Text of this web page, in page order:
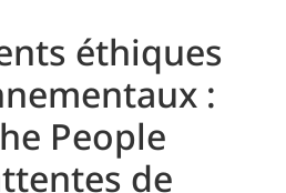
éthiques
:
People
de